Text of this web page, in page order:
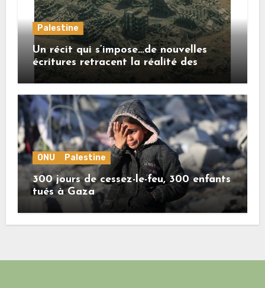
Palestine
Un récit qui s’impose…de nouvelles
écritures retracent la réalité des
crimes sionistes à Gaza
ONU Palestine
300 jours de cessez-le-feu, 300 enfants
tués à Gaza